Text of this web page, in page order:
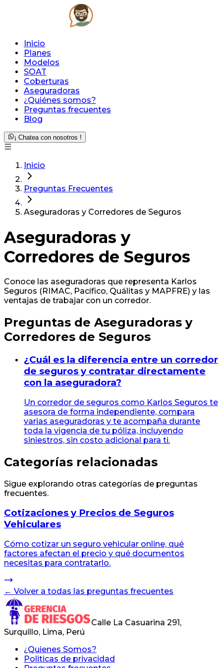
Inicio
Planes
Modelos
SOAT
Coberturas
Aseguradoras
¿Quiénes somos?
Preguntas frecuentes
Blog
¡ Chatea con nosotros !
Inicio
Preguntas Frecuentes
Aseguradoras y Corredores de Seguros
Aseguradoras y
Corredores de Seguros
Conoce las aseguradoras que representa Karlos
Seguros (RIMAC, Pacífico, Quálitas y MAPFRE) y las
ventajas de trabajar con un corredor.
Preguntas de Aseguradoras y
Corredores de Seguros
¿Cuál es la diferencia entre un corredor
de seguros y contratar directamente
con la aseguradora?
Un corredor de seguros como Karlos Seguros te
asesora de forma independiente, compara
varias aseguradoras y te acompaña durante
toda la vigencia de tu póliza, incluyendo
siniestros, sin costo adicional para ti.
Categorías relacionadas
Sigue explorando otras categorías de preguntas
frecuentes.
Cotizaciones y Precios de Seguros
Vehiculares
Cómo cotizar un seguro vehicular online, qué
factores afectan el precio y qué documentos
necesitas para contratarlo.
← Volver a todas las preguntas frecuentes
Calle La Casuarina 291,
Surquillo, Lima, Perú
¿Quienes Somos?
Politicas de privacidad